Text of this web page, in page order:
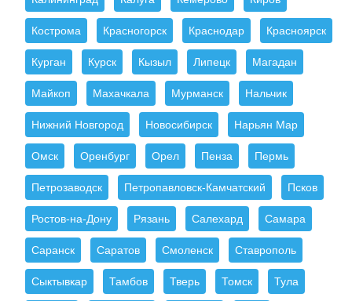
Кострома Красногорск Краснодар Красноярск
Курган Курск Кызыл Липецк Магадан
Майкоп Махачкала Мурманск Нальчик
Нижний Новгород Новосибирск Нарьян Мар
Омск Оренбург Орел Пенза Пермь
Петрозаводск Петропавловск-Камчатский Псков
Ростов-на-Дону Рязань Салехард Самара
Саранск Саратов Смоленск Ставрополь
Сыктывкар Тамбов Тверь Томск Тула